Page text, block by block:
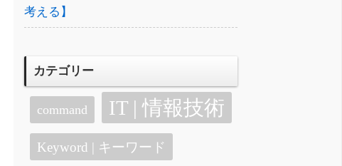
考える】
カテゴリー
command IT | 情報技術
Keyword | キーワード